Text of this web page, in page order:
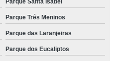
Parque Santa Isabel
Parque Três Meninos
Parque das Laranjeiras
Parque dos Eucaliptos